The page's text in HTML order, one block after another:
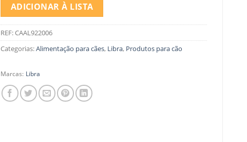
ADICIONAR À LISTA
REF:CAAL922006
Categorias:Alimentação para cães, Libra, Produtos para cão
Marcas: Libra